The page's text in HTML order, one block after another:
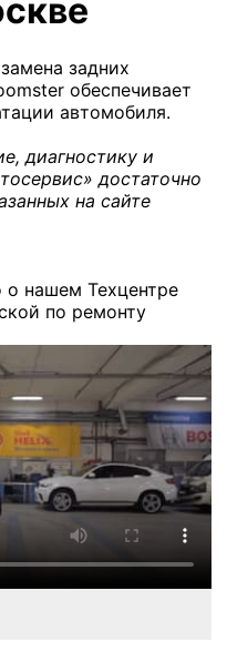
задних
обеспечивает
автомобиля.
диагностику и
достаточно
на сайте
о нашем Техцентре
по ремонту